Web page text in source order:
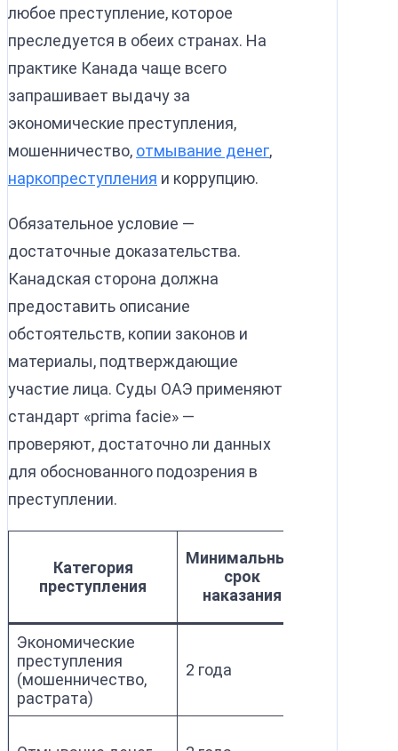
любое преступление, которое
преследуется в обеих странах. На
практике Канада чаще всего
запрашивает выдачу за
экономические преступления,
мошенничество, отмывание денег,
наркопреступления и коррупцию.
Обязательное условие —
достаточные доказательства.
Канадская сторона должна
предоставить описание
обстоятельств, копии законов и
материалы, подтверждающие
участие лица. Суды ОАЭ применяют
стандарт «prima facie» —
проверяют, достаточно ли данных
для обоснованного подозрения в
преступлении.
Категория
преступления
Минимальный
срок
наказания
Экономические
преступления
(мошенничество,
растрата)
2 года